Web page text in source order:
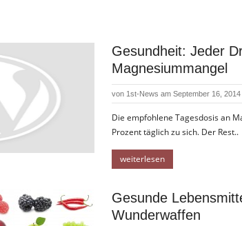
Gesundheit: Jeder
Magnesiummangel
von 1st-News am September 16, 2014
Die empfohlene Tagesdosis an
Prozent täglich zu sich. Der Rest..
weiterlesen
Gesunde
Wunderwaffen